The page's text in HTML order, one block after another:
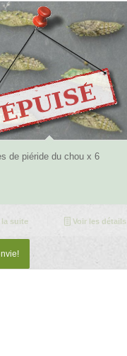
de piéride du chou x 6
suite Voir les détails